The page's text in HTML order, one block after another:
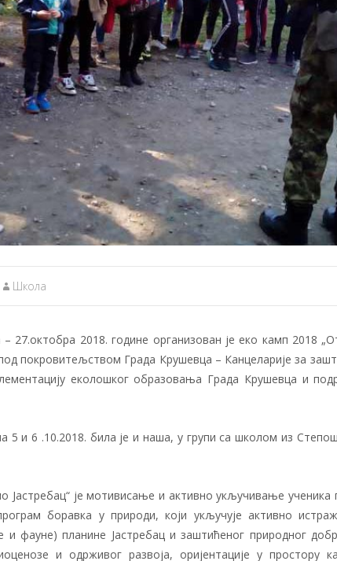
Школа
27.октобра 2018. године организован је еко камп 2018
покровитељством Града Крушевца – Канцеларије за
еколошког образовања Града Крушевца и
5 и 6 .10.2018. била је и наша, у групи са школом из
је мотивисање и активно укључивање ученика
боравка у природи, који укључује активно
фауне) планине Јастребац и заштићеног природног
и одрживог развоја, оријентације у простору